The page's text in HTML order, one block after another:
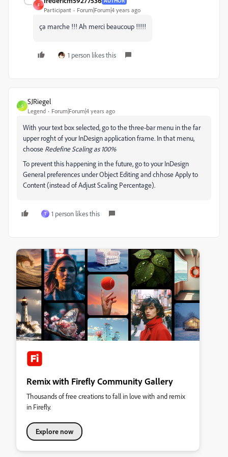
F
Participant Forum|Forum|4 years ago
ça marche !!! Ah merci beaucoup !!!!!
1 person likes this
S
SJRiegel
Legend Forum|Forum|4 years ago
With your text box selected, go to the three-bar menu in the far
upper roght of your InDesign application frame. In that menu,
choose Redefine Scaling as 100%
To prevent this happening in the future, go to your InDesign
General preferences under Object Editing and chhose Apply to
Content (instead of Adjust Scaling Percentage).
T 1 person likes this
Remix with Firefly Community Gallery
Thousands of free creations to fall in love with and remix
in Firefly.
Explore now